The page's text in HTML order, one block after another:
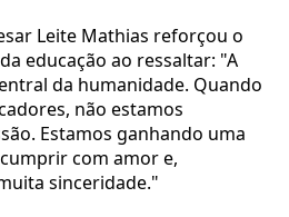
Leite Mathias reforçou o
educação ao ressaltar: "A
da humanidade. Quando
não estamos
Estamos ganhando uma
com amor e,
sinceridade."